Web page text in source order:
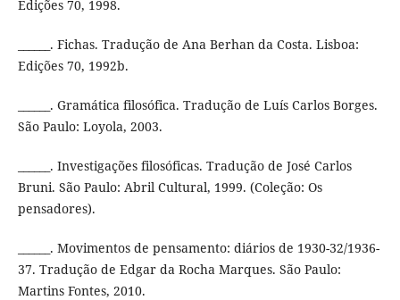
Edições 70, 1998.
______. Fichas. Tradução de Ana Berhan da Costa. Lisboa:
Edições 70, 1992b.
______. Gramática filosófica. Tradução de Luís Carlos Borges.
São Paulo: Loyola, 2003.
______. Investigações filosóficas. Tradução de José Carlos
Bruni. São Paulo: Abril Cultural, 1999. (Coleção: Os
pensadores).
______. Movimentos de pensamento: diários de 1930-32/1936-
37. Tradução de Edgar da Rocha Marques. São Paulo:
Martins Fontes, 2010.